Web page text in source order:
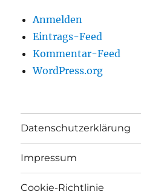
Anmelden
Eintrags-Feed
Kommentar-Feed
WordPress.org
Datenschutzerklärung
Impressum
Cookie-Richtlinie